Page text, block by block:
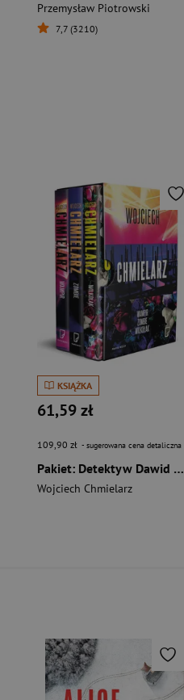
Przemysław Piotrowski
7,7 (3210)
KSIĄŻKA
61,59 zł
109,90 zł - sugerowana cena detaliczna
Pakiet: Detektyw Dawid Wolski. Tom 1-3
Wojciech Chmielarz